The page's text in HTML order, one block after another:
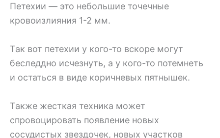
Петехии — это небольшие точечные
кровоизлияния 1-2 мм.
Так вот петехии у кого-то вскоре могут
беследдно исчезнуть, а у кого-то потемнеть
и остаться в виде коричневых пятнышек.
Также жесткая техника может
спровоцировать появление новых
сосудистых звездочек, новых участков